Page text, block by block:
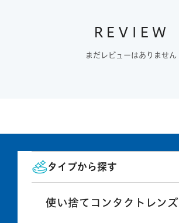
REVIEW
まだレビューはありません
タイプから探す
使い捨てコンタクトレンズ